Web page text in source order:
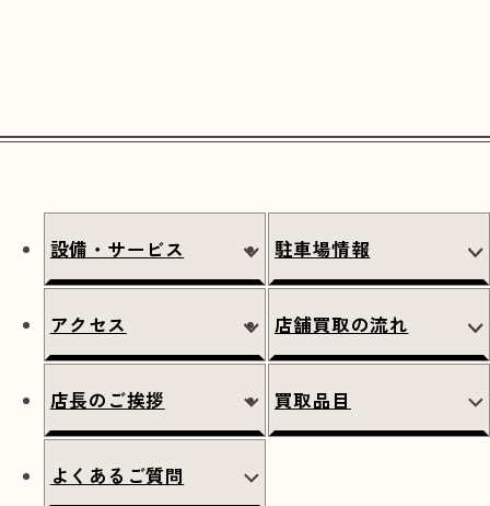
設備・サービス 駐車場情報
アクセス 店舗買取の流れ
店長のご挨拶 買取品目
よくあるご質問